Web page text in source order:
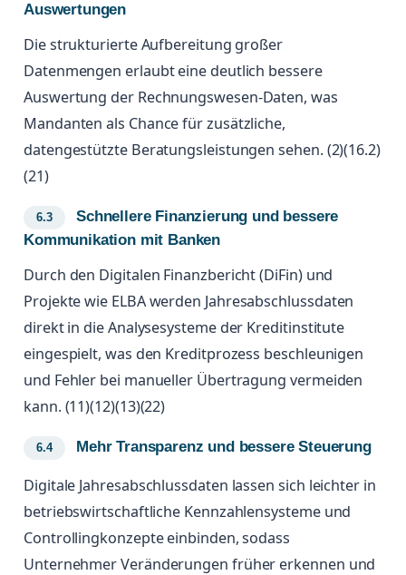
Auswertungen
Die strukturierte Aufbereitung großer
Datenmengen erlaubt eine deutlich bessere
Auswertung der Rechnungswesen-Daten, was
Mandanten als Chance für zusätzliche,
datengestützte Beratungsleistungen sehen. (2)(16.2)
(21)
Schnellere Finanzierung und bessere
Kommunikation mit Banken
Durch den Digitalen Finanzbericht (DiFin) und
Projekte wie ELBA werden Jahresabschlussdaten
direkt in die Analysesysteme der Kreditinstitute
eingespielt, was den Kreditprozess beschleunigen
und Fehler bei manueller Übertragung vermeiden
kann. (11)(12)(13)(22)
Mehr Transparenz und bessere Steuerung
Digitale Jahresabschlussdaten lassen sich leichter in
betriebswirtschaftliche Kennzahlensysteme und
Controllingkonzepte einbinden, sodass
Unternehmer Veränderungen früher erkennen und